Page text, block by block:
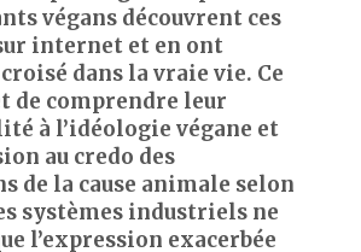
végans découvrent ces
internet et en ont
dans la vraie vie. Ce
de comprendre leur
à l’idéologie végane et
au credo des
de la cause animale selon
systèmes industriels ne
l’expression exacerbée